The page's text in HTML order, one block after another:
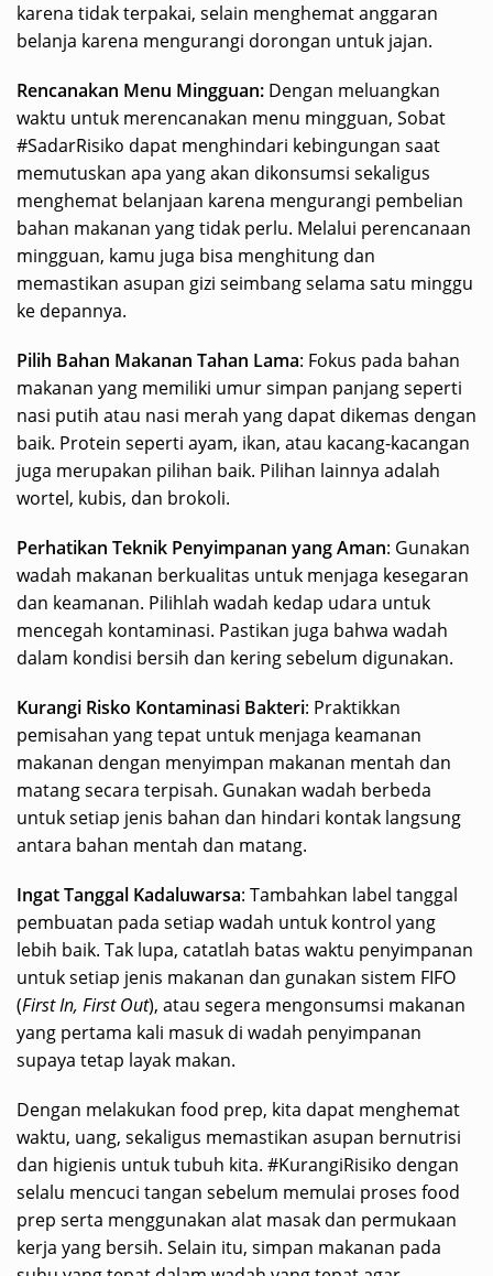
karena tidak terpakai, selain menghemat anggaran
belanja karena mengurangi dorongan untuk jajan.
Rencanakan Menu Mingguan: Dengan meluangkan
waktu untuk merencanakan menu mingguan, Sobat
#SadarRisiko dapat menghindari kebingungan saat
memutuskan apa yang akan dikonsumsi sekaligus
menghemat belanjaan karena mengurangi pembelian
bahan makanan yang tidak perlu. Melalui perencanaan
mingguan, kamu juga bisa menghitung dan
memastikan asupan gizi seimbang selama satu minggu
ke depannya.
Pilih Bahan Makanan Tahan Lama: Fokus pada bahan
makanan yang memiliki umur simpan panjang seperti
nasi putih atau nasi merah yang dapat dikemas dengan
baik. Protein seperti ayam, ikan, atau kacang-kacangan
juga merupakan pilihan baik. Pilihan lainnya adalah
wortel, kubis, dan brokoli.
Perhatikan Teknik Penyimpanan yang Aman: Gunakan
wadah makanan berkualitas untuk menjaga kesegaran
dan keamanan. Pilihlah wadah kedap udara untuk
mencegah kontaminasi. Pastikan juga bahwa wadah
dalam kondisi bersih dan kering sebelum digunakan.
Kurangi Risko Kontaminasi Bakteri: Praktikkan
pemisahan yang tepat untuk menjaga keamanan
makanan dengan menyimpan makanan mentah dan
matang secara terpisah. Gunakan wadah berbeda
untuk setiap jenis bahan dan hindari kontak langsung
antara bahan mentah dan matang.
Ingat Tanggal Kadaluwarsa: Tambahkan label tanggal
pembuatan pada setiap wadah untuk kontrol yang
lebih baik. Tak lupa, catatlah batas waktu penyimpanan
untuk setiap jenis makanan dan gunakan sistem FIFO
(First In, First Out), atau segera mengonsumsi makanan
yang pertama kali masuk di wadah penyimpanan
supaya tetap layak makan.
Dengan melakukan food prep, kita dapat menghemat
waktu, uang, sekaligus memastikan asupan bernutrisi
dan higienis untuk tubuh kita. #KurangiRisiko dengan
selalu mencuci tangan sebelum memulai proses food
prep serta menggunakan alat masak dan permukaan
kerja yang bersih. Selain itu, simpan makanan pada